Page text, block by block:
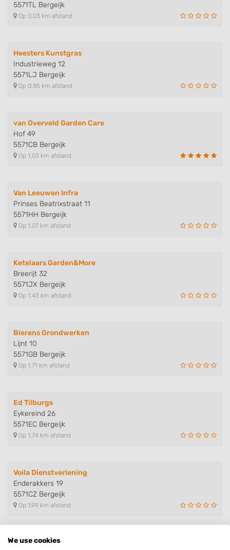
5571TL Bergeijk
Op 0,03 km afstand
Heesters Kunstgras
Industrieweg 12
5571LJ Bergeijk
Op 0,85 km afstand
van Overveld Garden Care
Hof 49
5571CB Bergeijk
Op 1,03 km afstand
Van Leeuwen Infra
Prinses Beatrixstraat 11
5571HH Bergeijk
Op 1,07 km afstand
Ketelaars Garden&More
Breerijt 32
5571JX Bergeijk
Op 1,43 km afstand
Bierens Grondwerken
Lijnt 10
5571GB Bergeijk
Op 1,71 km afstand
Ed Tilburgs
Eykereind 26
5571EC Bergeijk
Op 1,74 km afstand
Voila Dienstverlening
Enderakkers 19
5571CZ Bergeijk
Op 1,99 km afstand
van de Velde Hoveniers
We use cookies